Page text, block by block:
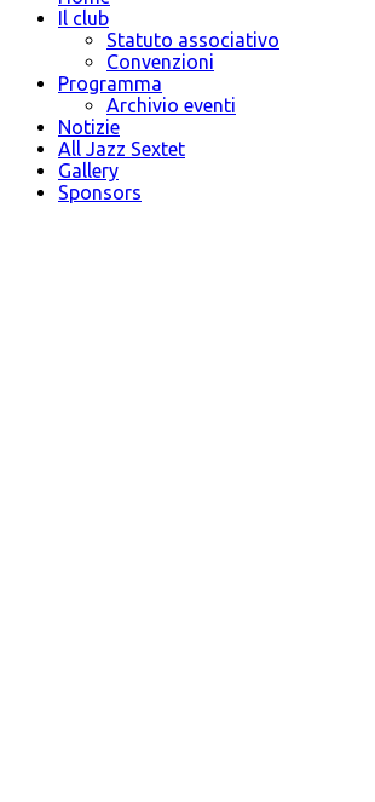
Il club
Statuto associativo
Convenzioni
Programma
Archivio eventi
Notizie
All Jazz Sextet
Gallery
Sponsors